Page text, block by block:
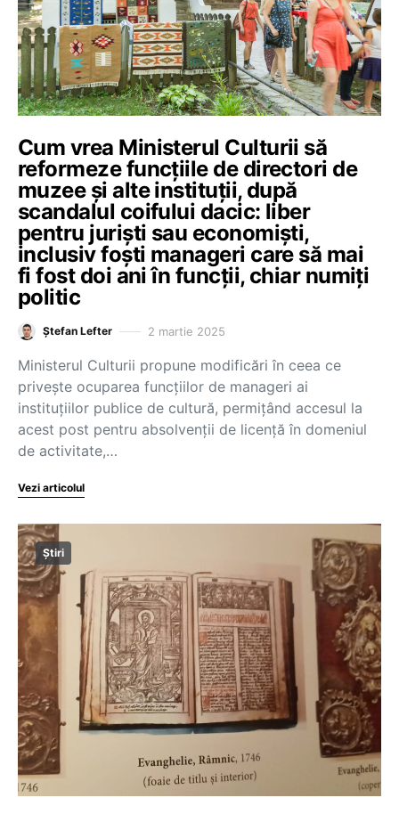
Cum vrea Ministerul Culturii să
reformeze funcțiile de directori de
muzee și alte instituții, după
scandalul coifului dacic: liber
pentru juriști sau economiști,
inclusiv foști manageri care să mai
fi fost doi ani în funcții, chiar numiți
politic
Ștefan Lefter 2 martie 2025
Ministerul Culturii propune modificări în ceea ce
privește ocuparea funcțiilor de manageri ai
instituțiilor publice de cultură, permițând accesul la
acest post pentru absolvenții de licență în domeniul
de activitate,…
Vezi articolul
Știri